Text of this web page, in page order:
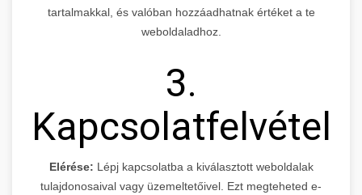
tartalmakkal, és valóban hozzáadhatnak értéket a te
weboldaladhoz.
3.
Kapcsolatfelvétel
Elérése: Lépj kapcsolatba a kiválasztott weboldalak
tulajdonosaival vagy üzemeltetőivel. Ezt megteheted e-